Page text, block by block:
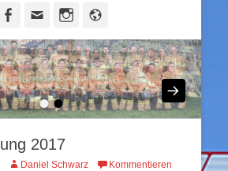
Facebook
EmailInstagram
••
2017
AutorDaniel Schwarz Kommentieren